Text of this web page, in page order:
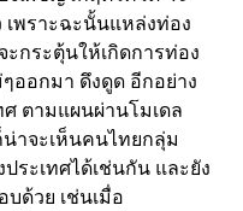
เพราะฉะนั้นแหล่งท่อง
ะกระตุ้นให้เกิดการท่อง
ออกมา ดึงดูด อีกอย่าง
ศ ตามแผนผ่านโมเดล
าจะเห็นคนไทยกลุ่ม
ระเทศได้เช่นกัน และยัง
ด้วย เช่นเมื่อ